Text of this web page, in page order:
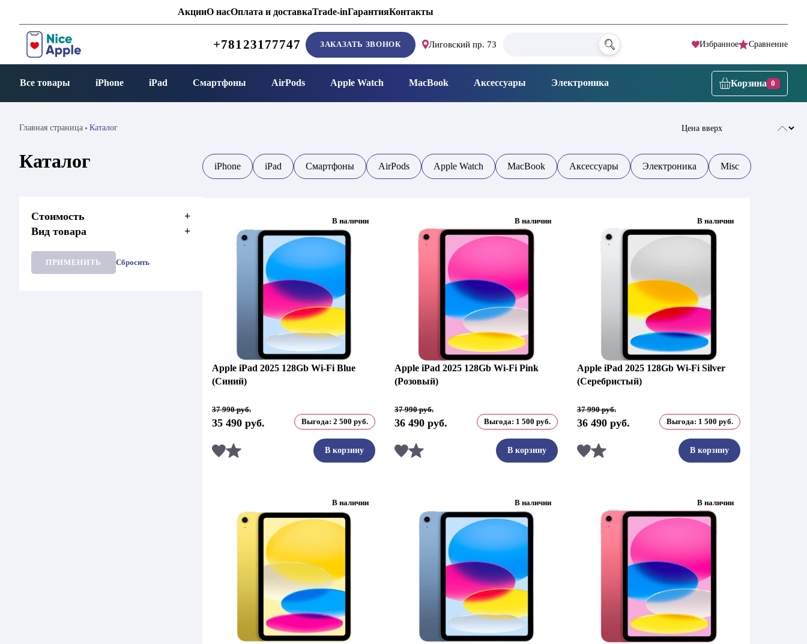
АкцииО насОплата и доставкаTrade-inГарантияКонтакты
+78123177747 ЗАКАЗАТЬ ЗВОНОК Лиговский пр. 73 Избранное Сравнение
Все товары iPhone iPad Смартфоны AirPods Apple Watch MacBook Аксессуары Электроника Корзина 0
Главная страница Каталог
Каталог
Стоимость
+
Вид товара
+
ПРИМЕНИТЬ Сбросить
iPhone iPad Смартфоны AirPods Apple Watch MacBook Аксессуары Электроника Misc
В наличии
Apple iPad 2025 128Gb Wi-Fi Blue
(Синий)
37 990руб.
Первоначальная
цена
составляла
35 490 руб.
Текущая
цена:
35
Выгода: 2 500 руб.
Сравнить В корзину
В наличии
Apple iPad 2025 128Gb Wi-Fi Pink
(Розовый)
37 990руб.
Первоначальная
цена
составляла
36 490 руб.
Текущая
цена:
36
Выгода: 1 500 руб.
Сравнить В корзину
В наличии
Apple iPad 2025 128Gb Wi-Fi Silver
(Серебристый)
37 990руб.
Первоначальная
цена
составляла
36 490 руб.
Текущая
цена:
36
Выгода: 1 500 руб.
Сравнить В корзину
В наличии В наличии В наличии